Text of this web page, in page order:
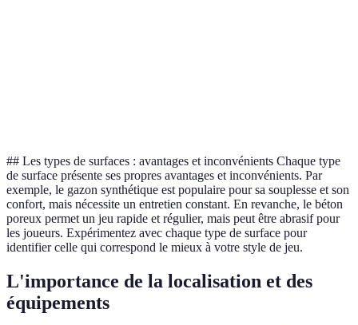
## Les types de surfaces : avantages et inconvénients Chaque type
de surface présente ses propres avantages et inconvénients. Par
exemple, le gazon synthétique est populaire pour sa souplesse et son
confort, mais nécessite un entretien constant. En revanche, le béton
poreux permet un jeu rapide et régulier, mais peut être abrasif pour
les joueurs. Expérimentez avec chaque type de surface pour
identifier celle qui correspond le mieux à votre style de jeu.
L'importance de la localisation et des
équipements